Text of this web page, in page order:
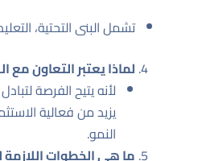
تشمل البنى التحتية،
لماذا يعتبر التعاون
لأنه يتيح الفرصة
يزيد من فعالية
النمو.
ما هي الخطوات اللازمة